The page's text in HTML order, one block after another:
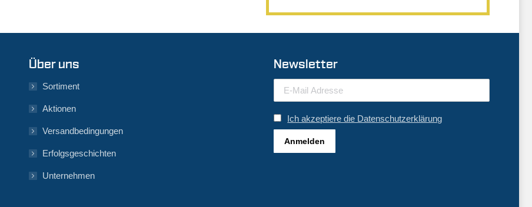
Über uns
Sortiment
Aktionen
Versandbedingungen
Erfolgsgeschichten
Unternehmen
Newsletter
Ich akzeptiere die Datenschutzerklärung